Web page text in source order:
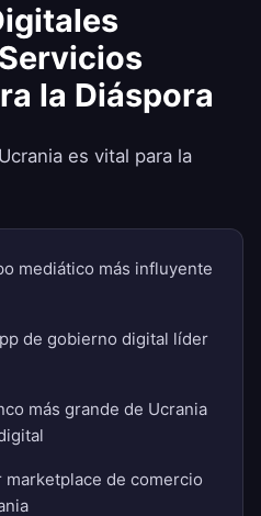
la Diáspora
es vital para la
mediático más influyente
de gobierno digital líder
más grande de Ucrania
marketplace de comercio